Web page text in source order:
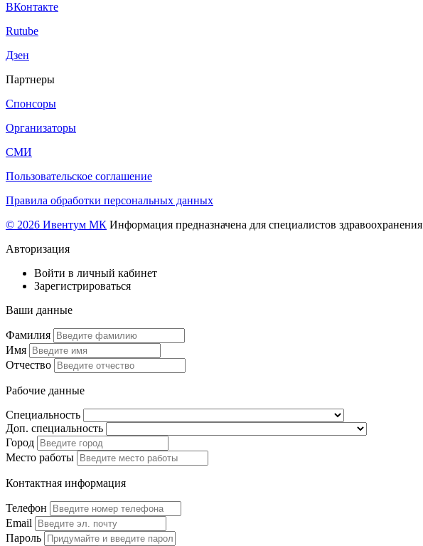
ВКонтакте
Rutube
Дзен
Партнеры
Спонсоры
Организаторы
СМИ
Пользовательское соглашение
Правила обработки персональных данных
© 2026 Ивентум МК Информация предназначена для специалистов здравоохранения
Авторизация
Войти в личный кабинет
Зарегистрироваться
Ваши данные
Фамилия
Имя
Отчество
Рабочие данные
Специальность
Доп. специальность
Город
Место работы
Контактная информация
Телефон
Email
Пароль